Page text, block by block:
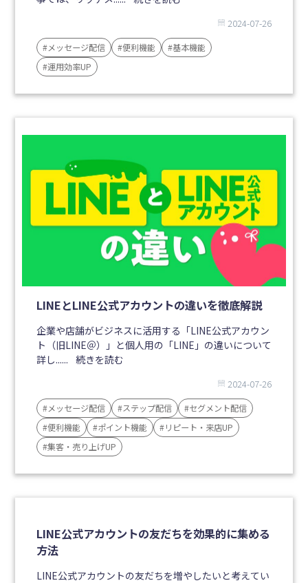
2024-07-26
#メッセージ配信 #便利機能
#基本機能
#運用効率UP
LINEとLINE公式アカウントの違いを徹底解説
企業や店舗がビジネスに活用する「LINE公式アカウン
ト（旧LINE＠）」と個人用の「LINE」の違いについて
詳し...... 続きを読む
2024-07-26
#メッセージ配信 #ステップ配信
#セグメント配信
#便利機能
#ポイント機能
#リピート・来店UP
#集客・売り上げUP
LINE公式アカウントの友だちを効果的に集める
方法
LINE公式アカウントの友だちを増やしたいと考えてい